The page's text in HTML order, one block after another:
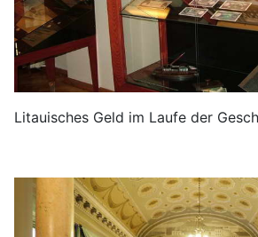
Litauisches Geld im Laufe der